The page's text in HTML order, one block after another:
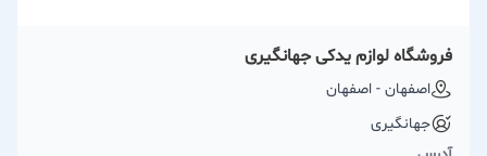
فروشگاه لوازم یدکی جهانگیری
اصفهان - اصفهان
جهانگیری